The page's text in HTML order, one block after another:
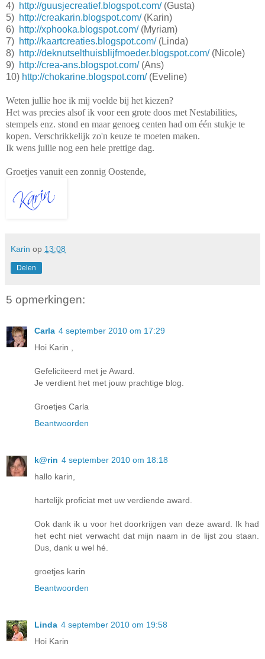
4) http://guusjecreatief.blogspot.com/(Gusta)
5) http://creakarin.blogspot.com/(Karin)
6) http://xphooka.blogspot.com/(Myriam)
7) http://kaartcreaties.blogspot.com/(Linda)
8) http://deknutselthuisblijfmoeder.blogspot.com/(Nicole)
9) http://crea-ans.blogspot.com/(Ans)
10) http://chokarine.blogspot.com/(Eveline)
Weten jullie hoe ik mij voelde bij het kiezen?
Het was precies alsof ik voor een grote doos met Nestabilities,
stempels enz. stond en maar genoeg centen had om één stukje te
kopen. Verschrikkelijk zo'n keuze te moeten maken.
Ik wens jullie nog een hele prettige dag.
Groetjes vanuit een zonnig Oostende,
Karin op 13:08
Delen
5 opmerkingen:
Carla 4 september 2010 om 17:29
Hoi Karin ,
Gefeliciteerd met je Award.
Je verdient het met jouw prachtige blog.
Groetjes Carla
Beantwoorden
k@rin 4 september 2010 om 18:18
hallo karin,
hartelijk proficiat met uw verdiende award.
Ook dank ik u voor het doorkrijgen van deze award. Ik had
het echt niet verwacht dat mijn naam in de lijst zou staan.
Dus, dank u wel hé.
groetjes karin
Beantwoorden
Linda 4 september 2010 om 19:58
Hoi Karin